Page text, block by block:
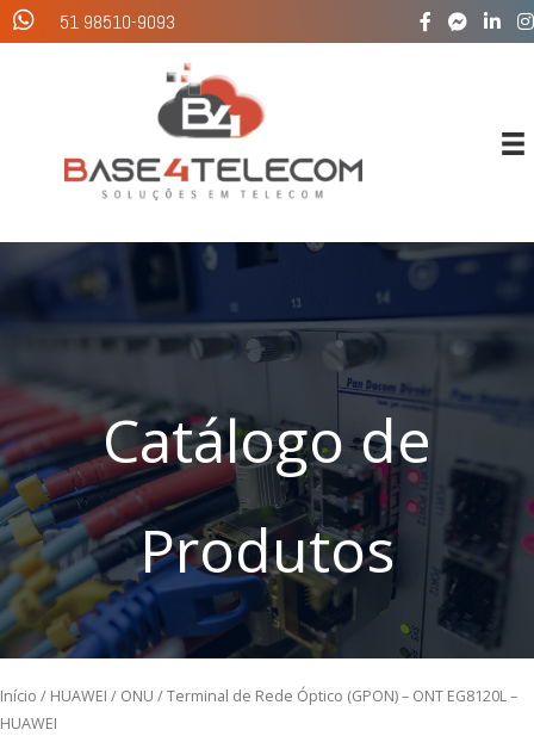
para
51 98510-9093
Catálogo de
Produtos
Início / HUAWEI / ONU / Terminal de Rede Óptico (GPON) – ONT EG8120L –
HUAWEI